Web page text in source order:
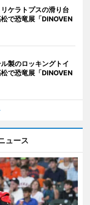
ケラトプスの滑り台
で恐竜展「DINOVEN
製のロッキングトイ
で恐竜展「DINOVEN
ュース